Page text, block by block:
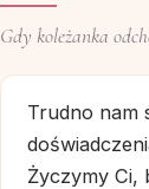
Gdy koleżanka
Trudno nam
Życzymy Ci,